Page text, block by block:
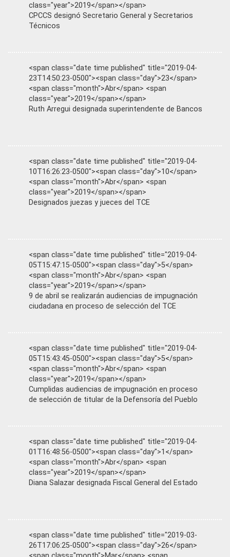
class="year">2019</span></span>
CPCCS designó Secretario General y Secretarios
Técnicos
<span class="date time published" title="2019-04-
23T14:50:23-0500"><span class="day">23</span>
<span class="month">Abr</span> <span
class="year">2019</span></span>
Ruth Arregui designada superintendente de Bancos
<span class="date time published" title="2019-04-
10T16:26:23-0500"><span class="day">10</span>
<span class="month">Abr</span> <span
class="year">2019</span></span>
Designados juezas y jueces del TCE
<span class="date time published" title="2019-04-
05T15:47:15-0500"><span class="day">5</span>
<span class="month">Abr</span> <span
class="year">2019</span></span>
9 de abril se realizarán audiencias de impugnación
ciudadana en proceso de selección del TCE
<span class="date time published" title="2019-04-
05T15:43:45-0500"><span class="day">5</span>
<span class="month">Abr</span> <span
class="year">2019</span></span>
Cumplidas audiencias de impugnación en proceso
de selección de titular de la Defensoría del Pueblo
<span class="date time published" title="2019-04-
01T16:48:56-0500"><span class="day">1</span>
<span class="month">Abr</span> <span
class="year">2019</span></span>
Diana Salazar designada Fiscal General del Estado
<span class="date time published" title="2019-03-
26T17:06:25-0500"><span class="day">26</span>